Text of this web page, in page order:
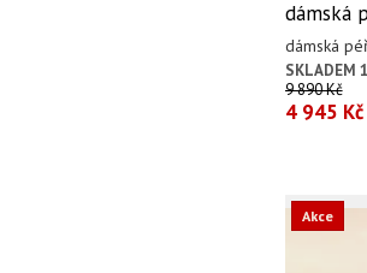
dámská
dámská
SKLADEM
9 890 Kč
4 945 Kč
Akce